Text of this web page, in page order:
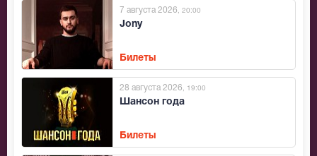
Jony
7 августа 2026 , 20:00
Билеты
Шансон года
28 августа 2026 , 19:00
Билеты